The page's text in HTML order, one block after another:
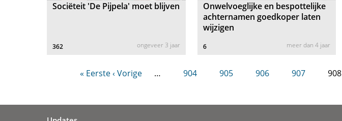
Sociëteit 'De Pijpela' moet blijven
362 ongeveer 3 jaar
Onwelvoeglijke en bespottelijke
achternamen goedkoper laten
wijzigen
6 meer dan 4 jaar
« Eerste‹ Vorige … 904 905 906 907 908